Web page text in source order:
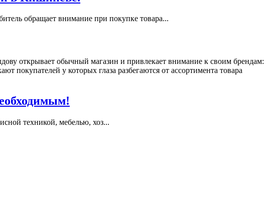
обращает внимание при покупке товара...
открывает обычный магазин и привлекает внимание к своим брендам:
у которых глаза разбегаются от ассортимента товара
техникой, мебелью, хоз...